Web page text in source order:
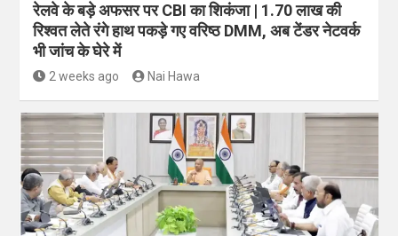
रेलवे के बड़े अफसर पर CBI का शिकंजा | 1.70 लाख की
रिश्वत लेते रंगे हाथ पकड़े गए वरिष्ठ DMM, अब टेंडर नेटवर्क
भी जांच के घेरे में
2 weeks ago Nai Hawa